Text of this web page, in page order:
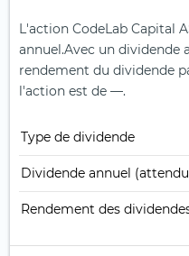
L'action CodeLab Capital
annuel.Avec un dividende
rendement du dividende
l'action est de —.
Type de dividende
Dividende annuel
Rendement des